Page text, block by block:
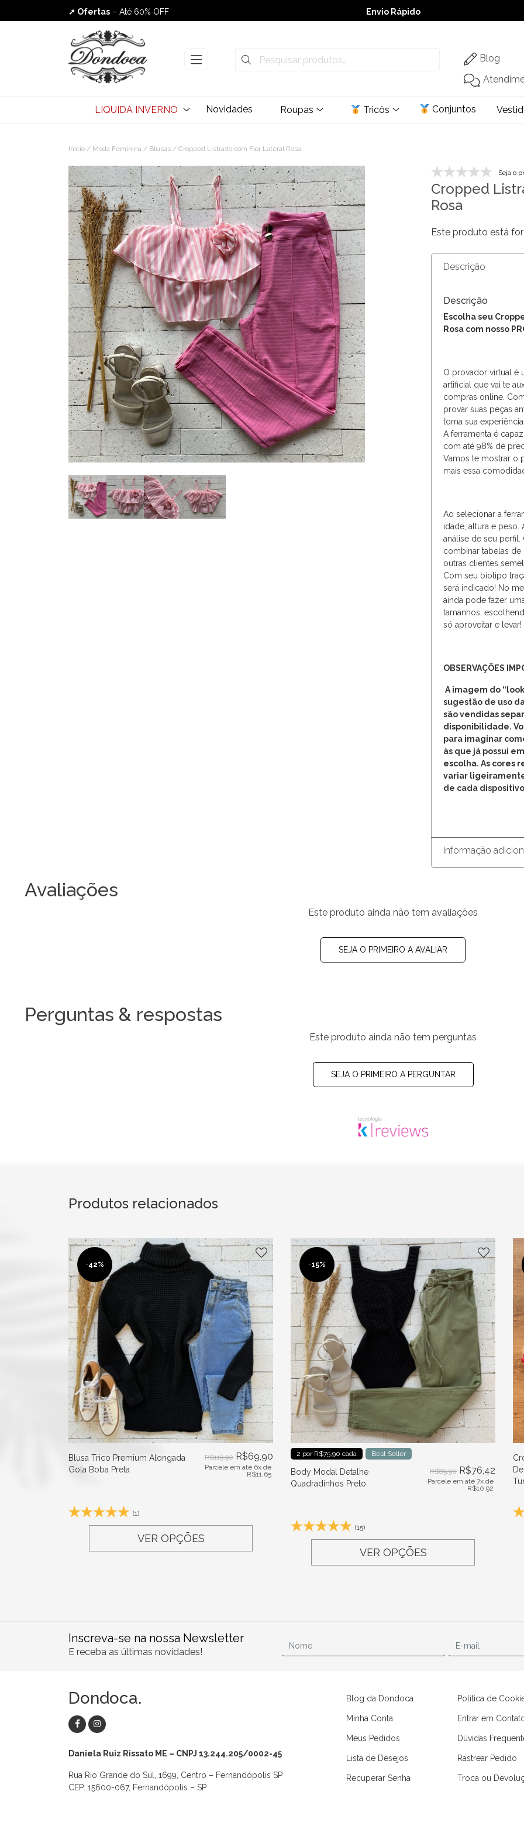
➚ Ofertas – Até 60% OFF
Envio Rápido
Envio Rápido
➚ Ofertas– Até 60% OFF
Blog
LIQUIDA INVERNO Novidades Roupas Tricôs Conjuntos
Macaquinhos Blusas Vestidos Calças
Início / Moda Feminina / Blusas / Cropped Listrado com Flor Lateral Rosa
Seja o
Cropped
Rosa
Este produto está
Descrição
Descrição
Escolha seu
Rosa com nosso
O provador virtual é
artificial que vai te
compras online.
provar suas peças
torna sua
A ferramenta é
com até 98% de
Vamos te mostrar o
mais essa
Ao selecionar a
idade, altura e peso.
análise de seu
combinar tabelas
outras clientes
Com seu biotipo
será indicado! No
ainda pode fazer
tamanhos,
só aproveitar e levar!
OBSERVAÇÕES
A imagem do
sugestão de uso
são vendidas
disponibilidade.
para imaginar
às que já possui
escolha. As cores
variar
de cada
Informação
Avaliações
Este produto ainda não tem avaliações
SEJA O PRIMEIRO A AVALIAR
Perguntas & respostas
Este produto ainda não tem perguntas
SEJA O PRIMEIRO A PERGUNTAR
Produtos relacionados
-42%
Blusa Trico Premium Alongada
Gola Boba Preta
R$119,90 R$69,90
Parcele em até 6x de
R$11,65
(1)
VER OPÇÕES
-15%
2 por R$75.90 cada Best Seller
Body Modal Detalhe
Quadradinhos Preto
R$89,90 R$76,42
Parcele em até 7x de
R$10,92
(15)
VER OPÇÕES
Inscreva-se na nossa Newsletter
E receba as últimas novidades!
Dondoca.
Daniela Ruiz Rissato ME – CNPJ 13.244.205/0002-45
Rua Rio Grande do Sul, 1699, Centro – Fernandópolis SP
CEP: 15600-067, Fernandópolis – SP
Blog da Dondoca
Minha Conta
Meus Pedidos
Lista de Desejos
Recuperar Senha
Política de
Entrar em
Dúvidas
Rastrear Pedido
Troca ou